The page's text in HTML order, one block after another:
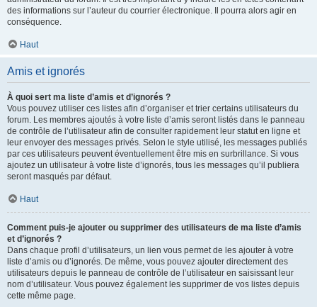
des informations sur l’auteur du courrier électronique. Il pourra alors agir en
conséquence.
Haut
Amis et ignorés
À quoi sert ma liste d’amis et d’ignorés ?
Vous pouvez utiliser ces listes afin d’organiser et trier certains utilisateurs du
forum. Les membres ajoutés à votre liste d’amis seront listés dans le panneau
de contrôle de l’utilisateur afin de consulter rapidement leur statut en ligne et
leur envoyer des messages privés. Selon le style utilisé, les messages publiés
par ces utilisateurs peuvent éventuellement être mis en surbrillance. Si vous
ajoutez un utilisateur à votre liste d’ignorés, tous les messages qu’il publiera
seront masqués par défaut.
Haut
Comment puis-je ajouter ou supprimer des utilisateurs de ma liste d’amis
et d’ignorés ?
Dans chaque profil d’utilisateurs, un lien vous permet de les ajouter à votre
liste d’amis ou d’ignorés. De même, vous pouvez ajouter directement des
utilisateurs depuis le panneau de contrôle de l’utilisateur en saisissant leur
nom d’utilisateur. Vous pouvez également les supprimer de vos listes depuis
cette même page.